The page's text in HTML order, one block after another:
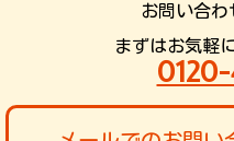
お問い合わ
まずはお気軽